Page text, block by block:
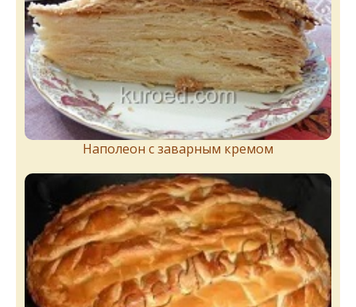
Наполеон с заварным кремом